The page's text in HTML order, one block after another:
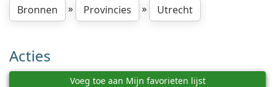
Bronnen
» Provincies » Utrecht
Acties
Voeg toe aan Mijn favorieten lijst